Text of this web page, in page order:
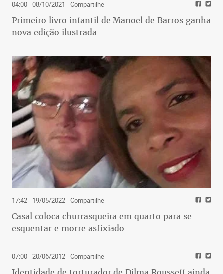
04:00 - 08/10/2021 - Compartilhe
Primeiro livro infantil de Manoel de Barros ganha
nova edição ilustrada
17:42 - 19/05/2022- Compartilhe
Casal coloca churrasqueira em quarto para se
esquentar e morre asfixiado
07:00 - 20/06/2012- Compartilhe